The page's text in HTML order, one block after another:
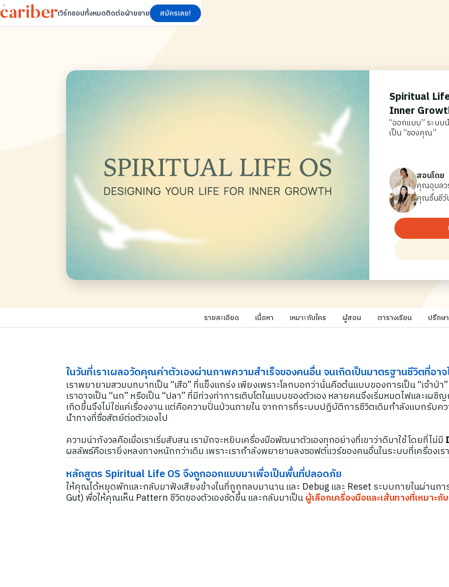
เวิร์กชอปทั้งหมดติดต่อฝ่ายขาย สมัครเลย!
Spiritual
Inner
“ออกแบบ” ระบบ
เป็น “ของคุณ”
สอนโดย
คุณอุบลว
คุณชื่นชีวั
รายละเอียด เนื้อหา เหมาะกับใคร ผู้สอน ตารางเรียน ปรึกษ
ในวันที่เราเผลอวัดคุณค่าตัวเองผ่านภาพความสำเร็จของคนอื่น จนเกิดเป็นมาตรฐานชีวิตที่อาจ
เราพยายามสวมบทบาทเป็น “เสือ” ที่แข็งแกร่ง เพียงเพราะโลกบอกว่านั่นคือต้นแบบของการเป็น “เจ้าป่
เราอาจเป็น “นก” หรือเป็น “ปลา” ที่มีท่วงท่าการเติบโตในแบบของตัวเอง หลายคนจึงเริ่มหมดไฟและเ
เกิดขึ้นจึงไม่ใช่แค่เรื่องงาน แต่คือความปั่นป่วนภายใน จากการที่ระบบปฏิบัติการชีวิตเดิมกำลังแบกรับ
นำทางที่ซื่อสัตย์ต่อตัวเองไป
ความน่ากังวลคือเมื่อเราเริ่มสับสน เรามักจะหยิบเครื่องมือพัฒนาตัวเองทุกอย่างที่เขาว่าดีมาใช้ โดยที่ไม่มี
ผลลัพธ์คือเรายิ่งหลงทางหนักกว่าเดิม เพราะเรากำลังพยายามลงซอฟต์แวร์ของคนอื่นในระบบที่เครื่องเร
หลักสูตร Spiritual Life OS จึงถูกออกแบบมาเพื่อเป็นพื้นที่ปลอดภัย
ให้คุณได้หยุดพักและกลับมาฟังเสียงข้างในที่ถูกกลบมานาน และ Debug และ Reset ระบบภายในผ่านกา
Gut) พื่อให้คุณเห็น Pattern ชีวิตของตัวเองชัดขึ้น และกลับมาเป็นผู้เลือกเครื่องมือและเส้นทางที่เหมาะ